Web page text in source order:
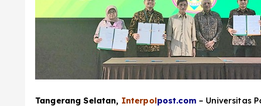
Tangerang Selatan, Interpolpost.com– Universitas